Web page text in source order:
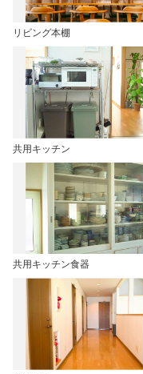
リビング本棚
共用キッチン
共用キッチン食器